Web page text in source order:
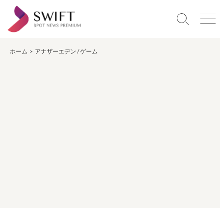
テ
検
メ
ホーム > アナザーエデン /ゲーム